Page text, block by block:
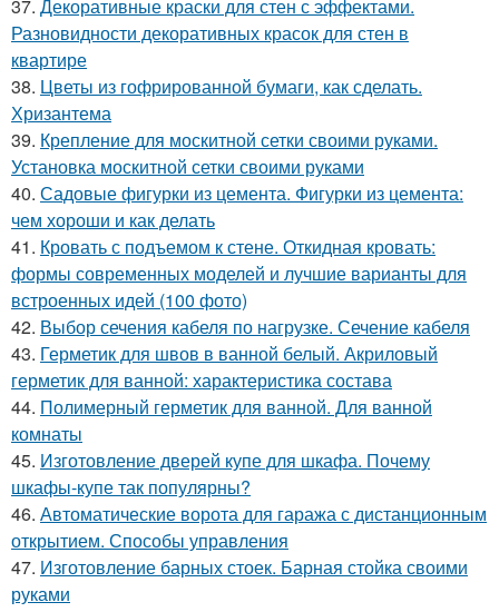
37. Декоративные краски для стен с эффектами.
Разновидности декоративных красок для стен в
квартире
38. Цветы из гофрированной бумаги, как сделать.
Хризантема
39. Крепление для москитной сетки своими руками.
Установка москитной сетки своими руками
40. Садовые фигурки из цемента. Фигурки из цемента:
чем хороши и как делать
41. Кровать с подъемом к стене. Откидная кровать:
формы современных моделей и лучшие варианты для
встроенных идей (100 фото)
42. Выбор сечения кабеля по нагрузке. Сечение кабеля
43. Герметик для швов в ванной белый. Акриловый
герметик для ванной: характеристика состава
44. Полимерный герметик для ванной. Для ванной
комнаты
45. Изготовление дверей купе для шкафа. Почему
шкафы-купе так популярны?
46. Автоматические ворота для гаража с дистанционным
открытием. Способы управления
47. Изготовление барных стоек. Барная стойка своими
руками